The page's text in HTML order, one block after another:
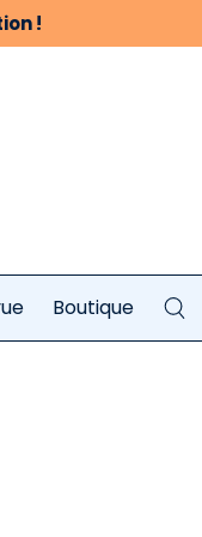
!
Boutique